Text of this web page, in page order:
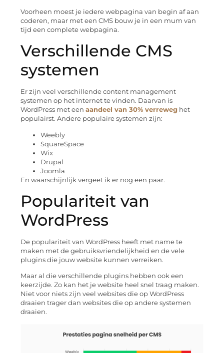
Voorheen moest je iedere webpagina van begin af aan
coderen, maar met een CMS bouw je in een mum van
tijd een complete webpagina.
Verschillende CMS
systemen
Er zijn veel verschillende content management
systemen op het internet te vinden. Daarvan is
WordPress met een aandeel van 30% verreweg het
populairst. Andere populaire systemen zijn:
Weebly
SquareSpace
Wix
Drupal
Joomla
En waarschijnlijk vergeet ik er nog een paar.
Populariteit van
WordPress
De populariteit van WordPress heeft met name te
maken met de gebruiksvriendelijkheid en de vele
plugins die jouw website kunnen verreiken.
Maar al die verschillende plugins hebben ook een
keerzijde. Zo kan het je website heel snel traag maken.
Niet voor niets zijn veel websites die op WordPress
draaien trager dan websites die op andere systemen
draaien.